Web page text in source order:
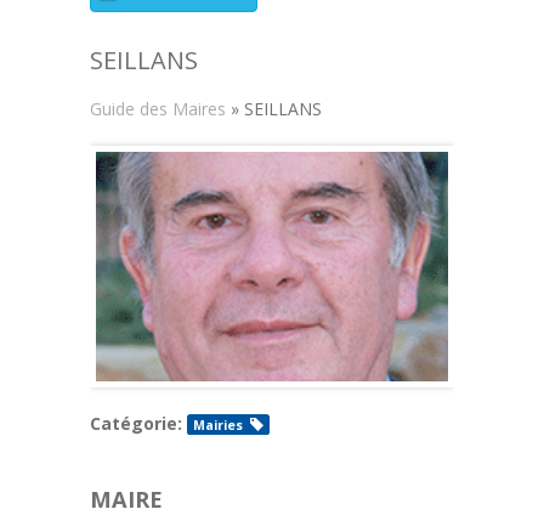
SEILLANS
Guide des Maires » SEILLANS
Catégorie: Mairies
MAIRE